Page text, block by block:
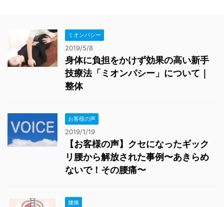
ミオンパシー
2019/5/8
身体に負担をかけず効果の高い新手
技療法「ミオンパシー」について｜
整体
お客様の声
2019/1/19
【お客様の声】クセになったギック
リ腰から解放された事例〜あきらめ
ないで！その腰痛〜
腰痛